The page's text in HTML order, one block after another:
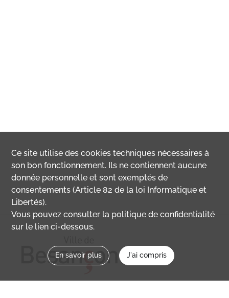
Ce site utilise descookies techniques nécessaires à
son bon fonctionnement. Ils ne contiennent aucune
donnée personnelle et sont exemptés de
consentements (Article 82 de la loi Informatique et
Libertés).
Vous pouvez consulter la politique de confidentialité
sur le lien ci-dessous.
En savoir plus J'ai compris